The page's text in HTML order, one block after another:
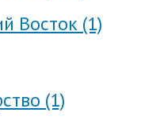
Восток (1)
(1)